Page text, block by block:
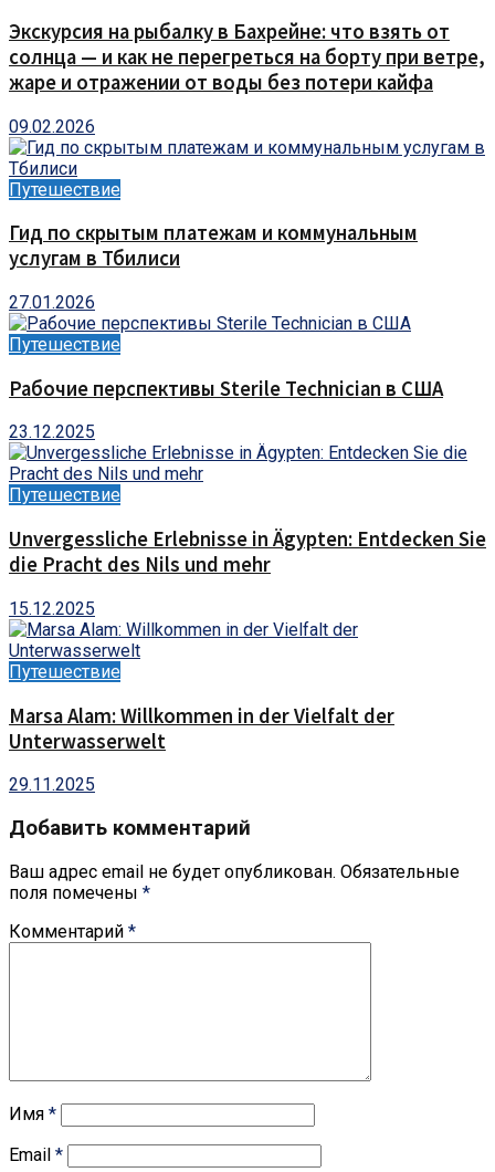
Экскурсия на рыбалку в Бахрейне: что взять от
солнца — и как не перегреться на борту при ветре,
жаре и отражении от воды без потери кайфа
09.02.2026
Путешествие
Гид по скрытым платежам и коммунальным
услугам в Тбилиси
27.01.2026
Путешествие
Рабочие перспективы Sterile Technician в США
23.12.2025
Путешествие
Unvergessliche Erlebnisse in Ägypten: Entdecken Sie
die Pracht des Nils und mehr
15.12.2025
Путешествие
Marsa Alam: Willkommen in der Vielfalt der
Unterwasserwelt
29.11.2025
Добавить комментарий
Ваш адрес email не будет опубликован. Обязательные
поля помечены *
Комментарий *
Имя *
Email *